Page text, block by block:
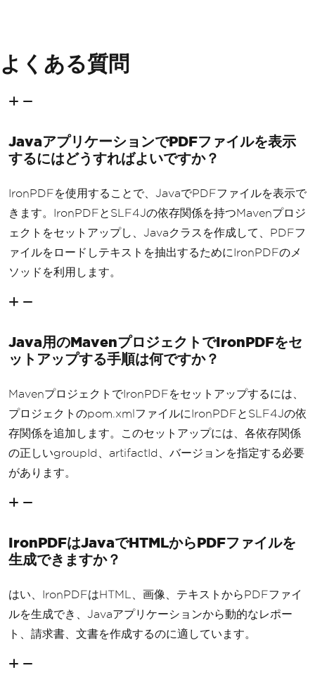
よくある質問
JavaアプリケーションでPDFファイルを表示
するにはどうすればよいですか？
IronPDFを使用することで、JavaでPDFファイルを表示で
きます。IronPDFとSLF4Jの依存関係を持つMavenプロジ
ェクトをセットアップし、Javaクラスを作成して、PDFフ
ァイルをロードしテキストを抽出するためにIronPDFのメ
ソッドを利用します。
Java用のMavenプロジェクトでIronPDFをセ
ットアップする手順は何ですか？
MavenプロジェクトでIronPDFをセットアップするには、
プロジェクトのpom.xmlファイルにIronPDFとSLF4Jの依
存関係を追加します。このセットアップには、各依存関係
の正しいgroupId、artifactId、バージョンを指定する必要
があります。
IronPDFはJavaでHTMLからPDFファイルを
生成できますか？
はい、IronPDFはHTML、画像、テキストからPDFファイ
ルを生成でき、Javaアプリケーションから動的なレポー
ト、請求書、文書を作成するのに適しています。